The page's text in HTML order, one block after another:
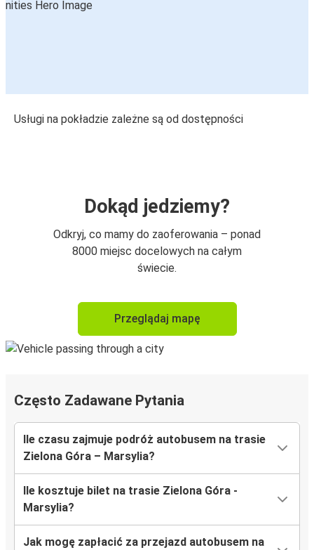
Usługi na pokładzie zależne są od dostępności
Dokąd jedziemy?
Odkryj, co mamy do zaoferowania – ponad
8000 miejsc docelowych na całym
świecie.
Przeglądaj mapę
Często Zadawane Pytania
Ile czasu zajmuje podróż autobusem na trasie
Zielona Góra – Marsylia?
Ile kosztuje bilet na trasie Zielona Góra -
Marsylia?
Jak mogę zapłacić za przejazd autobusem na